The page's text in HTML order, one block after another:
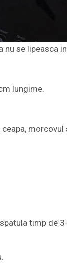
nu se lipeasca
lungime.
morcovul
timp de